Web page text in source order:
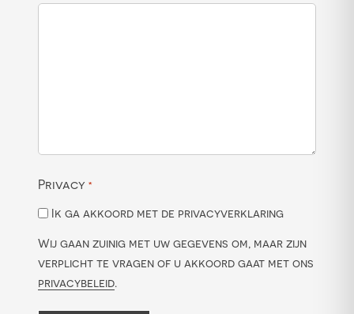
Privacy *
Ik ga akkoord met de privacyverklaring
Wij gaan zuinig met uw gegevens om, maar zijn
verplicht te vragen of u akkoord gaat met ons
privacybeleid.